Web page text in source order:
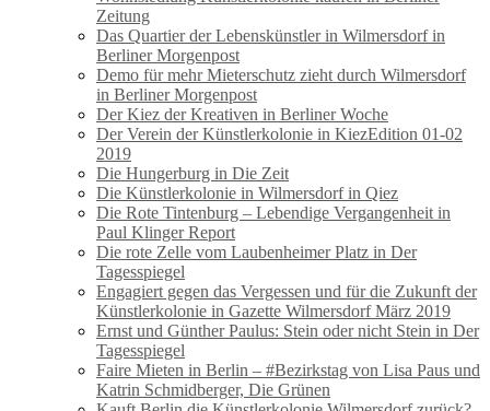
Zeitung
Das Quartier der Lebenskünstler in Wilmersdorf in
Berliner Morgenpost
Demo für mehr Mieterschutz zieht durch Wilmersdorf
in Berliner Morgenpost
Der Kiez der Kreativen in Berliner Woche
Der Verein der Künstlerkolonie in KiezEdition 01-02
2019
Die Hungerburg in Die Zeit
Die Künstlerkolonie in Wilmersdorf in Qiez
Die Rote Tintenburg – Lebendige Vergangenheit in
Paul Klinger Report
Die rote Zelle vom Laubenheimer Platz in Der
Tagesspiegel
Engagiert gegen das Vergessen und für die Zukunft der
Künstlerkolonie in Gazette Wilmersdorf März 2019
Ernst und Günther Paulus: Stein oder nicht Stein in Der
Tagesspiegel
Faire Mieten in Berlin – #Bezirkstag von Lisa Paus und
Katrin Schmidberger, Die Grünen